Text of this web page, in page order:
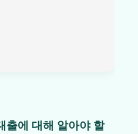
출에 대해 알아야 할